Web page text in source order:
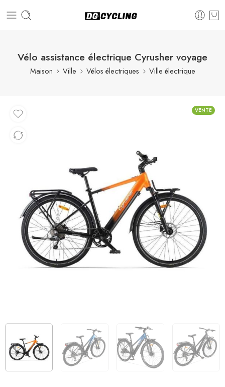
Vélo assistance électrique Cyrusher voyage
Maison Ville Vélos électriques Ville électrique
VENTE